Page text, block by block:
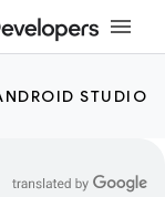
STUDIO